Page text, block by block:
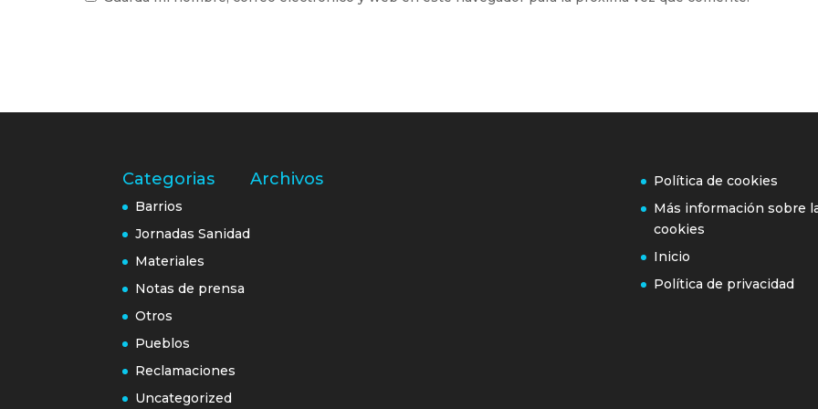
Categorias
Barrios
Jornadas Sanidad
Materiales
Notas de prensa
Otros
Pueblos
Reclamaciones
Uncategorized
Archivos
Política de cookies
Más información sobre
cookies
Inicio
Política de privacidad